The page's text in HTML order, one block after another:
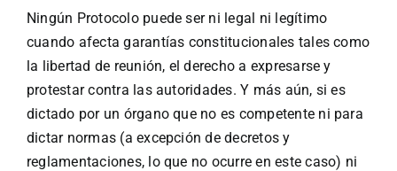
Ningún Protocolo puede ser ni legal ni legítimo
cuando afecta garantías constitucionales tales como
la libertad de reunión, el derecho a expresarse y
protestar contra las autoridades. Y más aún, si es
dictado por un órgano que no es competente ni para
dictar normas (a excepción de decretos y
reglamentaciones, lo que no ocurre en este caso) ni